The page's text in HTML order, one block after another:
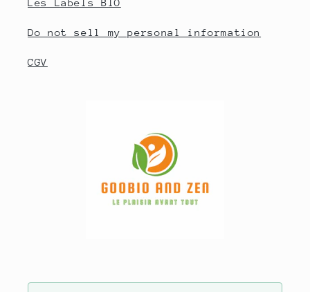
Les Labels BIO
Do not sell my personal information
CGV